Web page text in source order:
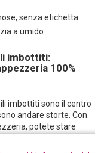
senza etichetta
a umido
imbottiti:
100%
imbottiti sono il centro
andare storte. Con
potete stare